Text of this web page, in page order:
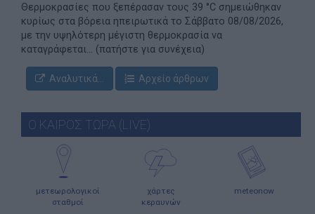
Θερμοκρασίες που ξεπέρασαν τους 39 °C σημειώθηκαν
κυρίως στα βόρεια ηπειρωτικά το Σάββατο 08/08/2026,
με την υψηλότερη μέγιστη θερμοκρασία να
καταγράφεται... (πατήστε για συνέχεια)
Αναλυτικά... Αρχείο άρθρων
Ο ΚΑΙΡΟΣ ΤΩΡΑ (LIVE)
μετεωρολογικοί
σταθμοί
χάρτες
κεραυνών
meteonow